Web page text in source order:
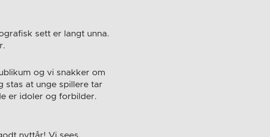
sett er langt unna.
og vi snakker om
stas at unge spillere tar
er idoler og forbilder.